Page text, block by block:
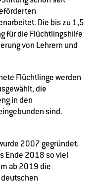
Die bis zu 1,5
für die Flüchtlingshilfe
von Lehrern und
Flüchtlinge werden
die
in den
sind.
2007 gegründet.
Ende 2018 so viel
ab 2019 die